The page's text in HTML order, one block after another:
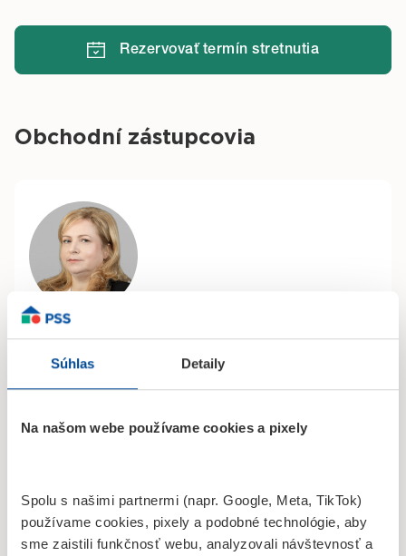
Súhlas Detaily
Na našom webe používame cookies a pixely
Spolu s našimi partnermi (napr. Google, Meta, TikTok)
používame cookies, pixely a podobné technológie, aby
sme zaistili funkčnosť webu, analyzovali návštevnosť a
Rezervovať termín stretnutia
Obchodní zástupcovia
Obchodný zástupca
Hlavná 716/162, Kráľovský Chlmec
0908 989 118